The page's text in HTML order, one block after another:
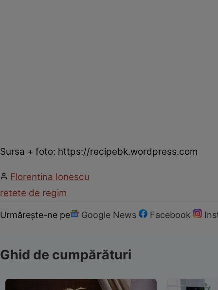
Sursa + foto: https://recipebk.wordpress.com
Florentina Ionescu
retete de regim
Urmărește-ne pe Google News Facebook
Ghid de cumpărături